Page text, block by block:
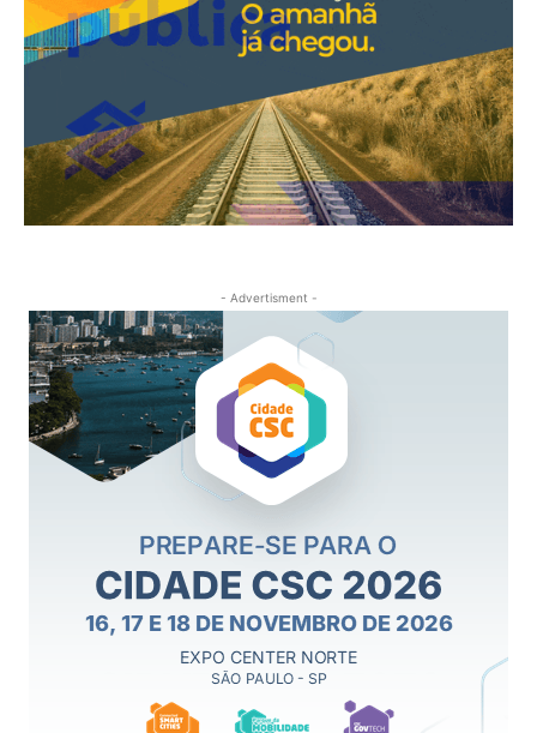
- Advertisment -